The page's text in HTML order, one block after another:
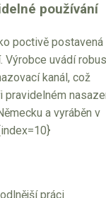
používání
poctivě postavená
Výrobce uvádí
kanál, což
a vyráběn v
práci